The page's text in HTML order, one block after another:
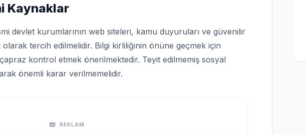
Kaynaklar
devlet kurumlarının web siteleri, kamu duyuruları ve güvenilir
tercih edilmelidir. Bilgi kirliliğinin önüne geçmek için
kontrol etmek önerilmektedir. Teyit edilmemiş sosyal
önemli karar verilmemelidir.
REKLAM